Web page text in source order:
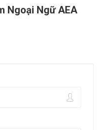
Ngoại Ngữ AEA